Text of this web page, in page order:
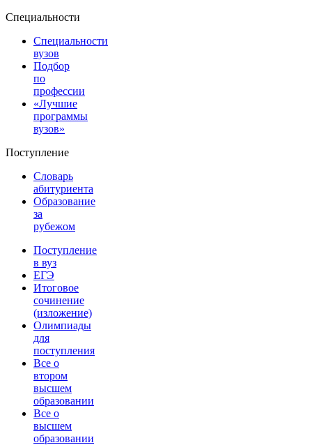
Специальности
Специальности
вузов
Подбор
по
профессии
«Лучшие
программы
вузов»
Поступление
Словарь
абитуриента
Образование
за
рубежом
Поступление
в вуз
ЕГЭ
Итоговое
сочинение
(изложение)
Олимпиады
для
поступления
Все о
втором
высшем
образовании
Все о
высшем
образовании